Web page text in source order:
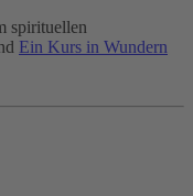
spirituellen
Ein Kurs in Wundern